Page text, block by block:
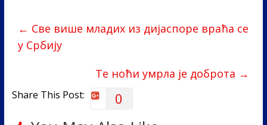
o
o
dI
← Све више младих из дијаспоре враћа се
у Србију
Те ноћи умрла је доброта →
Share This Post: 0